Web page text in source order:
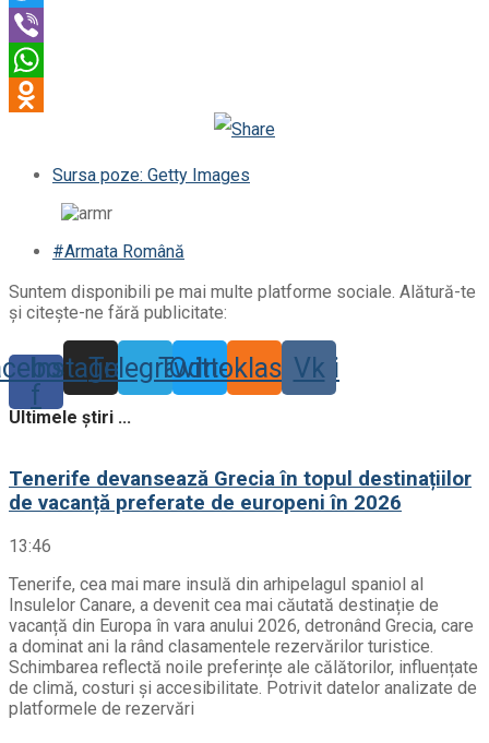
Odnoklassniki
Sursa poze: Getty Images
#Armata Română
Suntem disponibili pe mai multe platforme sociale. Alătură-te
și citește-ne fără publicitate:
f
Instagram
TelegramTwitter
Odnoklassniki
Vk
Ultimele știri ...
Tenerife devansează Grecia în topul destinațiilor
de vacanță preferate de europeni în 2026
13:46
Tenerife, cea mai mare insulă din arhipelagul spaniol al
Insulelor Canare, a devenit cea mai căutată destinație de
vacanță din Europa în vara anului 2026, detronând Grecia, care
a dominat ani la rând clasamentele rezervărilor turistice.
Schimbarea reflectă noile preferințe ale călătorilor, influențate
de climă, costuri și accesibilitate. Potrivit datelor analizate de
platformele de rezervări